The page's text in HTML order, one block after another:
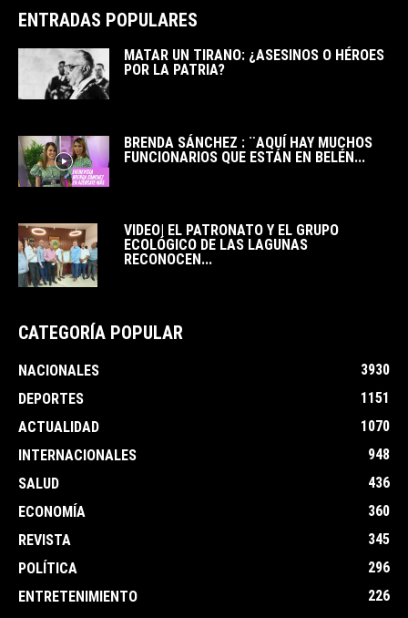
ENTRADAS POPULARES
MATAR UN TIRANO: ¿ASESINOS O HÉROES
POR LA PATRIA?
BRENDA SÁNCHEZ : ¨AQUÍ HAY MUCHOS
FUNCIONARIOS QUE ESTÁN EN BELÉN...
VIDEO| EL PATRONATO Y EL GRUPO
ECOLÓGICO DE LAS LAGUNAS
RECONOCEN...
CATEGORÍA POPULAR
NACIONALES
3930
DEPORTES
1151
ACTUALIDAD
1070
INTERNACIONALES
948
SALUD
436
ECONOMÍA
360
REVISTA
345
POLÍTICA
296
ENTRETENIMIENTO
226